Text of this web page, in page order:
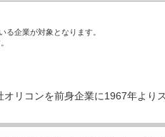
る企業が対象となります。
リコンを前身企業に1967年より